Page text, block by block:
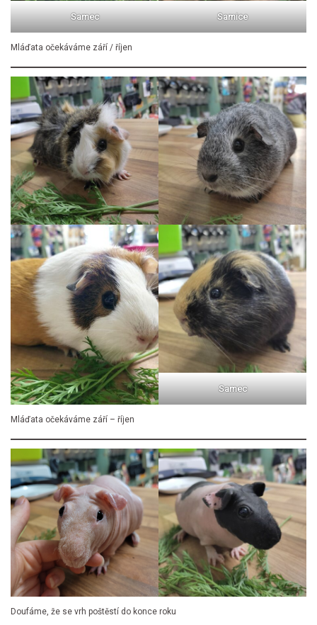
Samec Samice
Mláďata očekáváme září / říjen
Samec
Mláďata očekáváme září – říjen
Doufáme, že se vrh poštěstí do konce roku